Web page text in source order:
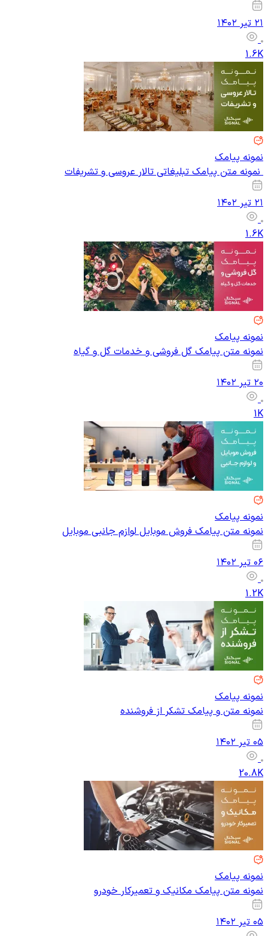
۲۱ تیر ۱۴۰۲
1.6K
نمونه پیامک
نمونه متن پیامک تبلیغاتی تالار عروسی و تشریفات
۲۱ تیر ۱۴۰۲
1.6K
نمونه پیامک
نمونه متن پیامک گل فروشی و خدمات گل و گیاه
۲۰ تیر ۱۴۰۲
1K
نمونه پیامک
نمونه متن پیامک فروش موبایل لوازم جانبی موبایل
۰۶ تیر ۱۴۰۲
1.2K
نمونه پیامک
نمونه متن و پیامک تشکر از فروشنده
۰۵ تیر ۱۴۰۲
20.8K
نمونه پیامک
نمونه متن پیامک مکانیک و تعمیرکار خودرو
۰۵ تیر ۱۴۰۲